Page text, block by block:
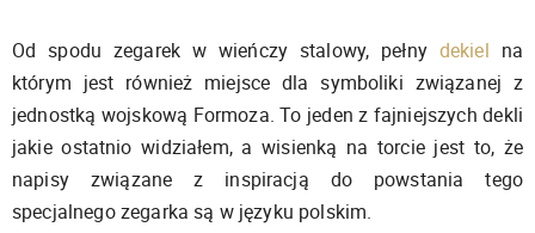
Od spodu zegarek w wieńczy stalowy, pełny dekiel na
którym jest również miejsce dla symboliki związanej z
jednostką wojskową Formoza. To jeden z fajniejszych dekli
jakie ostatnio widziałem, a wisienką na torcie jest to, że
napisy związane z inspiracją do powstania tego
specjalnego zegarka są w języku polskim.